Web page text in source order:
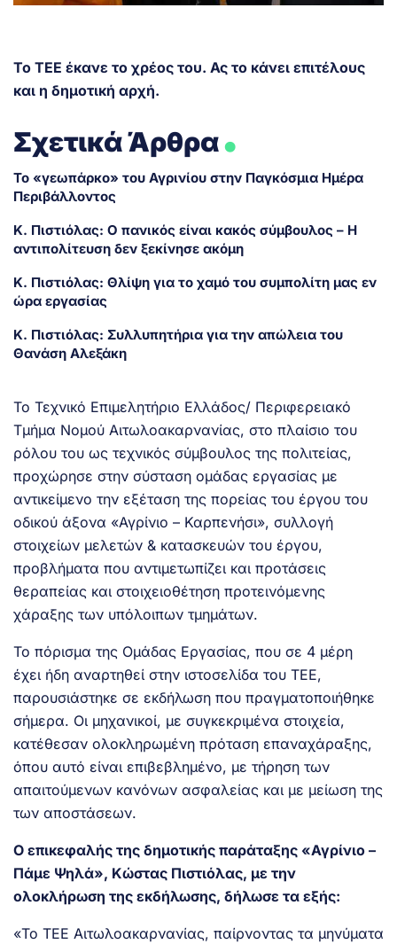
Το ΤΕΕ έκανε το χρέος του. Ας το κάνει επιτέλους
και η δημοτική αρχή.
Σχετικά Άρθρα.
Το «γεωπάρκο» του Αγρινίου στην Παγκόσμια Ημέρα
Περιβάλλοντος
Κ. Πιστιόλας: Ο πανικός είναι κακός σύμβουλος – Η
αντιπολίτευση δεν ξεκίνησε ακόμη
Κ. Πιστιόλας: Θλίψη για το χαμό του συμπολίτη μας εν
ώρα εργασίας
Κ. Πιστιόλας: Συλλυπητήρια για την απώλεια του
Θανάση Αλεξάκη
Το Τεχνικό Επιμελητήριο Ελλάδος/ Περιφερειακό
Τμήμα Νομού Αιτωλοακαρνανίας, στo πλαίσιo του
ρόλου του ως τεχνικός σύμβουλος της πολιτείας,
προχώρησε στην σύσταση ομάδας εργασίας με
αντικείμενο την εξέταση της πορείας του έργου του
οδικού άξονα «Αγρίνιο – Καρπενήσι», συλλογή
στοιχείων μελετών & κατασκευών του έργου,
προβλήματα που αντιμετωπίζει και προτάσεις
θεραπείας και στοιχειοθέτηση προτεινόμενης
χάραξης των υπόλοιπων τμημάτων.
Το πόρισμα της Ομάδας Εργασίας, που σε 4 μέρη
έχει ήδη αναρτηθεί στην ιστοσελίδα του ΤΕΕ,
παρουσιάστηκε σε εκδήλωση που πραγματοποιήθηκε
σήμερα. Οι μηχανικοί, με συγκεκριμένα στοιχεία,
κατέθεσαν ολοκληρωμένη πρόταση επαναχάραξης,
όπου αυτό είναι επιβεβλημένο, με τήρηση των
απαιτούμενων κανόνων ασφαλείας και με μείωση της
των αποστάσεων.
Ο επικεφαλής της δημοτικής παράταξης «Αγρίνιο –
Πάμε Ψηλά», Κώστας Πιστιόλας, με την
ολοκλήρωση της εκδήλωσης, δήλωσε τα εξής:
«Το ΤΕΕ Αιτωλοακαρνανίας, παίρνοντας τα μηνύματα